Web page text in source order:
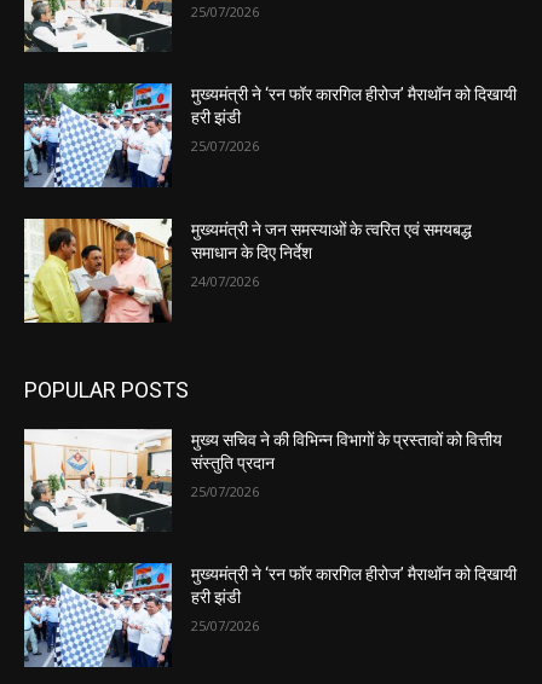
25/07/2026
मुख्यमंत्री ने ‘रन फॉर कारगिल हीरोज’ मैराथॉन को दिखायी
हरी झंडी
25/07/2026
मुख्यमंत्री ने जन समस्याओं के त्वरित एवं समयबद्ध
समाधान के दिए निर्देश
24/07/2026
POPULAR POSTS
मुख्य सचिव ने की विभिन्न विभागों के प्रस्तावों को वित्तीय
संस्तुति प्रदान
25/07/2026
मुख्यमंत्री ने ‘रन फॉर कारगिल हीरोज’ मैराथॉन को दिखायी
हरी झंडी
25/07/2026